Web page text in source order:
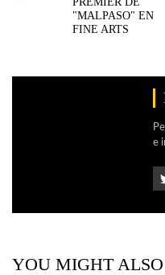
"MALPASO" EN
FINE ARTS
e
YOU MIGHT